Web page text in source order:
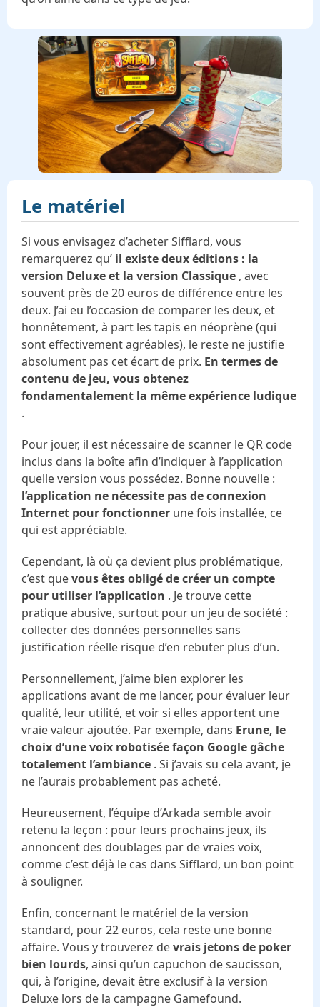
Le matériel
Si vous envisagez d’acheter Sifflard, vous
remarquerez qu’ il existe deux éditions : la
version Deluxe et la version Classique , avec
souvent près de 20 euros de différence entre les
deux. J’ai eu l’occasion de comparer les deux, et
honnêtement, à part les tapis en néoprène (qui
sont effectivement agréables), le reste ne justifie
absolument pas cet écart de prix. En termes de
contenu de jeu, vous obtenez
fondamentalement la même expérience ludique
.
Pour jouer, il est nécessaire de scanner le QR code
inclus dans la boîte afin d’indiquer à l’application
quelle version vous possédez. Bonne nouvelle :
l’application ne nécessite pas de connexion
Internet pour fonctionner une fois installée, ce
qui est appréciable.
Cependant, là où ça devient plus problématique,
c’est quevous êtes obligé de créer un compte
pour utiliser l’application . Je trouve cette
pratique abusive, surtout pour un jeu de société :
collecter des données personnelles sans
justification réelle risque d’en rebuter plus d’un.
Personnellement, j’aime bien explorer les
applications avant de me lancer, pour évaluer leur
qualité, leur utilité, et voir si elles apportent une
vraie valeur ajoutée. Par exemple, dans Erune, le
choix d’une voix robotisée façon Google gâche
totalement l’ambiance . Si j’avais su cela avant, je
ne l’aurais probablement pas acheté.
Heureusement, l’équipe d’Arkada semble avoir
retenu la leçon : pour leurs prochains jeux, ils
annoncent des doublages par de vraies voix,
comme c’est déjà le cas dans Sifflard, un bon point
à souligner.
Enfin, concernant le matériel de la version
standard, pour 22 euros, cela reste une bonne
affaire. Vous y trouverez devrais jetons de poker
bien lourds, ainsi qu’un capuchon de saucisson,
qui, à l’origine, devait être exclusif à la version
Deluxe lors de la campagne Gamefound.